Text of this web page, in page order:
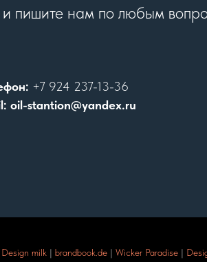
и пишите нам по любым
+7 924 237-13-36
oil-stantion@yandex.ru
Design milk | brandbook.de| Wicker Paradise|